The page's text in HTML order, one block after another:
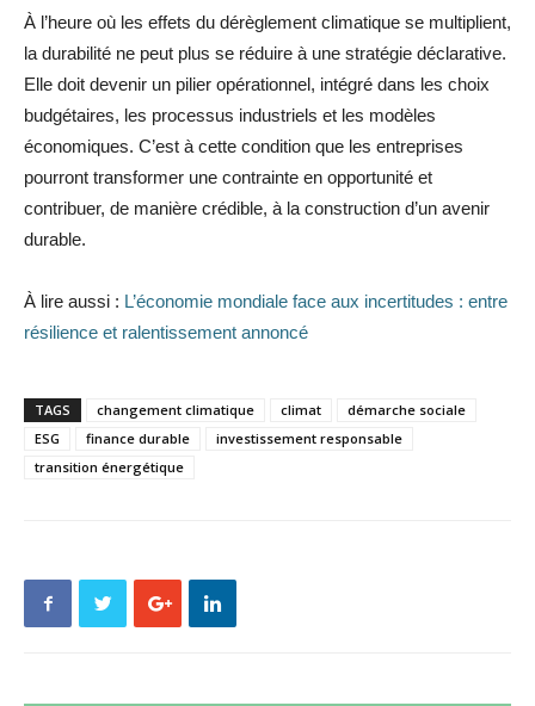
À l’heure où les effets du dérèglement climatique se multiplient,
la durabilité ne peut plus se réduire à une stratégie déclarative.
Elle doit devenir un pilier opérationnel, intégré dans les choix
budgétaires, les processus industriels et les modèles
économiques. C’est à cette condition que les entreprises
pourront transformer une contrainte en opportunité et
contribuer, de manière crédible, à la construction d’un avenir
durable.
À lire aussi : L’économie mondiale face aux incertitudes : entre
résilience et ralentissement annoncé
TAGS changement climatique climat
démarche sociale
ESG
finance durable
investissement responsable
transition énergétique